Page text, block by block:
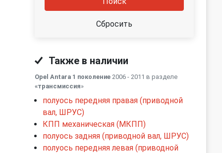
Сбросить
Также в наличии
Opel Antara 1 поколение 2006 - 2011 в разделе
«трансмиссия»
полуось передняя правая (приводной
вал, ШРУС)
КПП механическая (МКПП)
полуось задняя (приводной вал, ШРУС)
полуось передняя левая (приводной